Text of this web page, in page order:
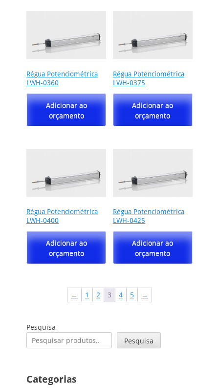
Régua Potenciométrica
LWH-0360
Adicionar ao
orçamento
Régua Potenciométrica
LWH-0375
Adicionar ao
orçamento
Régua Potenciométrica
LWH-0400
Adicionar ao
orçamento
Régua Potenciométrica
LWH-0425
Adicionar ao
orçamento
← 1 2 3 4 5 →
Pesquisa
Pesquisa
Categorias